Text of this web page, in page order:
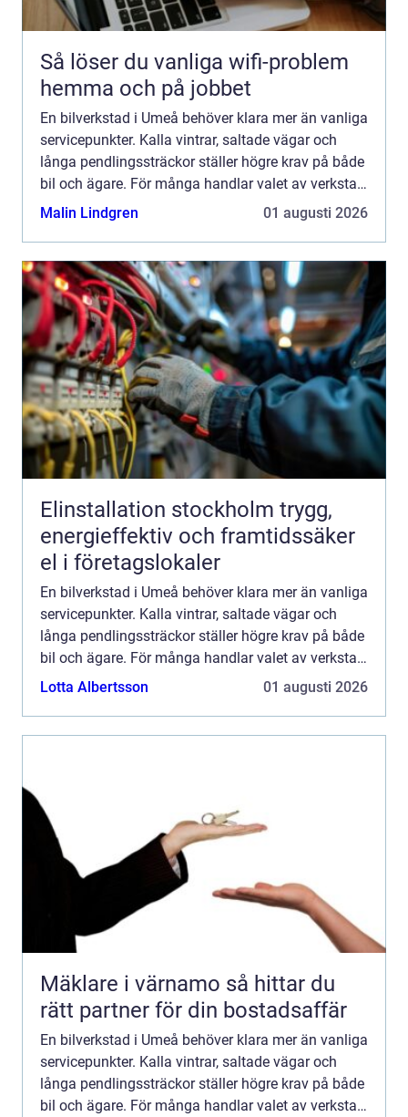
Så löser du vanliga wifi-problem
hemma och på jobbet
En bilverkstad i Umeå behöver klara mer än vanliga
servicepunkter. Kalla vintrar, saltade vägar och
långa pendlingssträckor ställer högre krav på både
bil och ägare. För många handlar valet av verkstad
om trygghet i vardagen: bilen ska starta på morg...
Malin Lindgren 01 augusti 2026
Elinstallation stockholm trygg,
energieffektiv och framtidssäker
el i företagslokaler
En bilverkstad i Umeå behöver klara mer än vanliga
servicepunkter. Kalla vintrar, saltade vägar och
långa pendlingssträckor ställer högre krav på både
bil och ägare. För många handlar valet av verkstad
om trygghet i vardagen: bilen ska starta på morg...
Lotta Albertsson 01 augusti 2026
Mäklare i värnamo så hittar du
rätt partner för din bostadsaffär
En bilverkstad i Umeå behöver klara mer än vanliga
servicepunkter. Kalla vintrar, saltade vägar och
långa pendlingssträckor ställer högre krav på både
bil och ägare. För många handlar valet av verkstad